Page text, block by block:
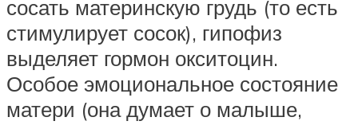
сосать материнскую грудь (то есть
стимулирует сосок), гипофиз
выделяет гормон окситоцин.
Особое эмоциональное состояние
матери (она думает о малыше,